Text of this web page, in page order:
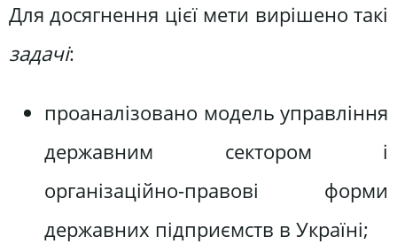
Для досягнення цієї мети вирішено такі
задачі:
проаналізовано модель управління
державним сектором і
організаційно-правові форми
державних підприємств в Україні;